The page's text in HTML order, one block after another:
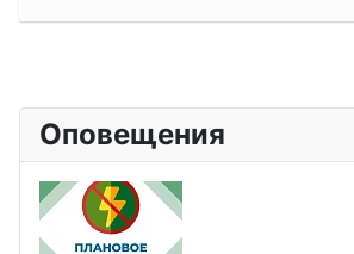
Оповещения